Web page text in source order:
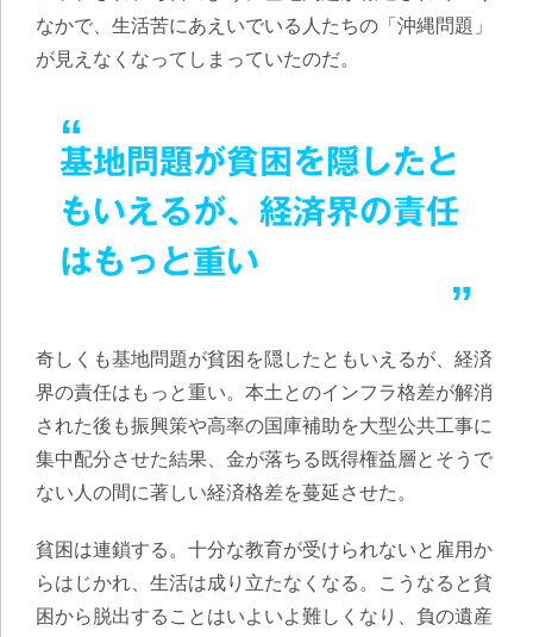
なかで、生活苦にあえいでいる人たちの「沖縄問題」
が見えなくなってしまっていたのだ。
基地問題が貧困を隠したと
もいえるが、経済界の責任
はもっと重い
奇しくも基地問題が貧困を隠したともいえるが、経済
界の責任はもっと重い。本土とのインフラ格差が解消
された後も振興策や高率の国庫補助を大型公共工事に
集中配分させた結果、金が落ちる既得権益層とそうで
ない人の間に著しい経済格差を蔓延させた。
貧困は連鎖する。十分な教育が受けられないと雇用か
らはじかれ、生活は成り立たなくなる。こうなると貧
困から脱出することはいよいよ難しくなり、負の遺産